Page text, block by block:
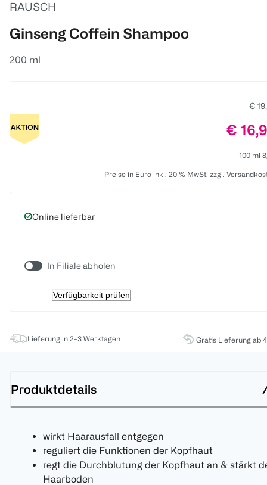
RAUSCH
Ginseng Coffein Shampoo
200 ml
€
Preis:
€
100 ml
Preise in Euro inkl. 20 % MwSt. zzgl.
Online lieferbar
In Filiale abholen
Verfügbarkeit prüfen
Lieferung in 2-3 Werktagen Gratis Lieferung ab
Produktdetails
wirkt Haarausfall entgegen
reguliert die Funktionen der Kopfhaut
regt die Durchblutung der Kopfhaut an & stärkt
Haarboden